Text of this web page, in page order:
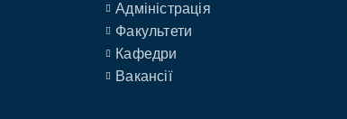
Адміністрація
Факультети
Кафедри
Вакансії